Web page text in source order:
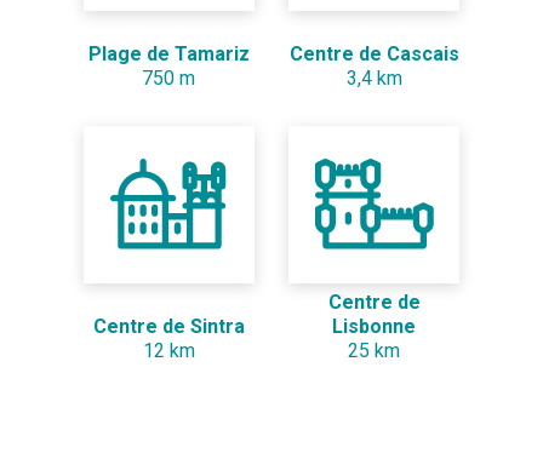
Plage de Tamariz
750 m
Centre de Cascais
3,4 km
Centre de Sintra
12 km
Centre de
Lisbonne
25 km